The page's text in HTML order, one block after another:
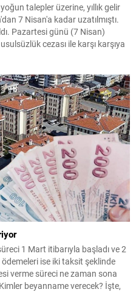
talepler üzerine, yıllık gelir
7 Nisan'a kadar uzatılmıştı.
Pazartesi günü (7 Nisan)
cezası ile karşı karşıya
1 Mart itibarıyla başladı ve 2
ise iki taksit şeklinde
verme süreci ne zaman sona
beyanname verecek? İşte,